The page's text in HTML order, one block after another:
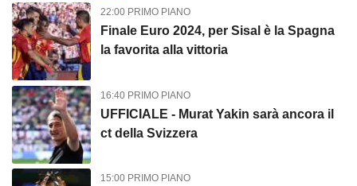
22:00 PRIMO PIANO
Finale Euro 2024, per Sisal è la Spagna
la favorita alla vittoria
16:40 PRIMO PIANO
UFFICIALE - Murat Yakin sarà ancora il
ct della Svizzera
15:00 PRIMO PIANO